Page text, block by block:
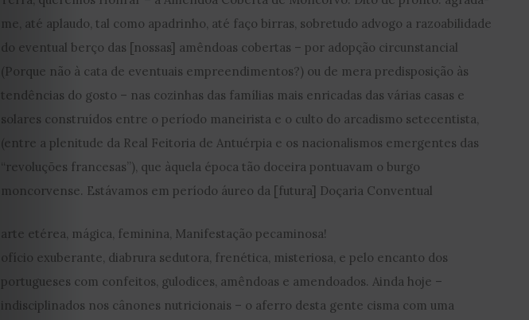
EDIÇÃO
DE
2026
2025
me, até aplaudo, tal como apadrinho, até faço birras, sobretudo advogo a razoabilidade
do eventual berço das [nossas] amêndoas cobertas – por adopção circunstancial
(Porque não à cata de eventuais empreendimentos?) ou de mera predisposição às
tendências do gosto – nas cozinhas das famílias mais enricadas das várias casas e
solares construídos entre o período maneirista e o culto do arcadismo setecentista,
(entre a plenitude da Real Feitoria de Antuérpia e os nacionalismos emergentes das
“revoluções francesas”), que àquela época tão doceira pontuavam o burgo
moncorvense. Estávamos em período áureo da [futura] Doçaria Conventual
arte etérea, mágica, feminina, Manifestação pecaminosa!
ofício exuberante, diabrura sedutora, frenética, misteriosa, e pelo encanto dos
portugueses com confeitos, gulodices, amêndoas e amendoados. Ainda hoje –
indisciplinados nos cânones nutricionais – o aferro desta gente cisma com uma